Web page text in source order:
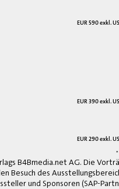
EUR 590 exkl.
EUR 390 exkl.
EUR 290 exkl.
B4Bmedia.net AG. Die
Besuch des
und Sponsoren (SAP-